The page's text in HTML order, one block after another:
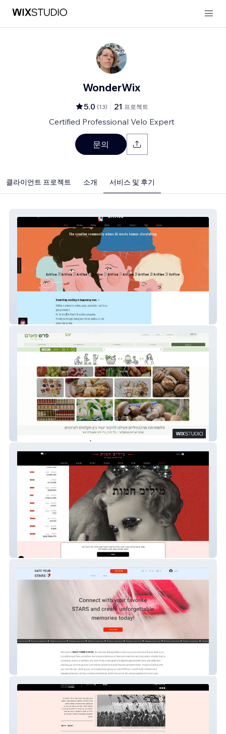
WonderWix
5.0 (13) 21 프로젝트
Certified Professional Velo Expert
문의
클라이언트 프로젝트 소개 서비스 및 후기
ArtFlow
מילים חמות | Hotwords
DATE YOUR STARS